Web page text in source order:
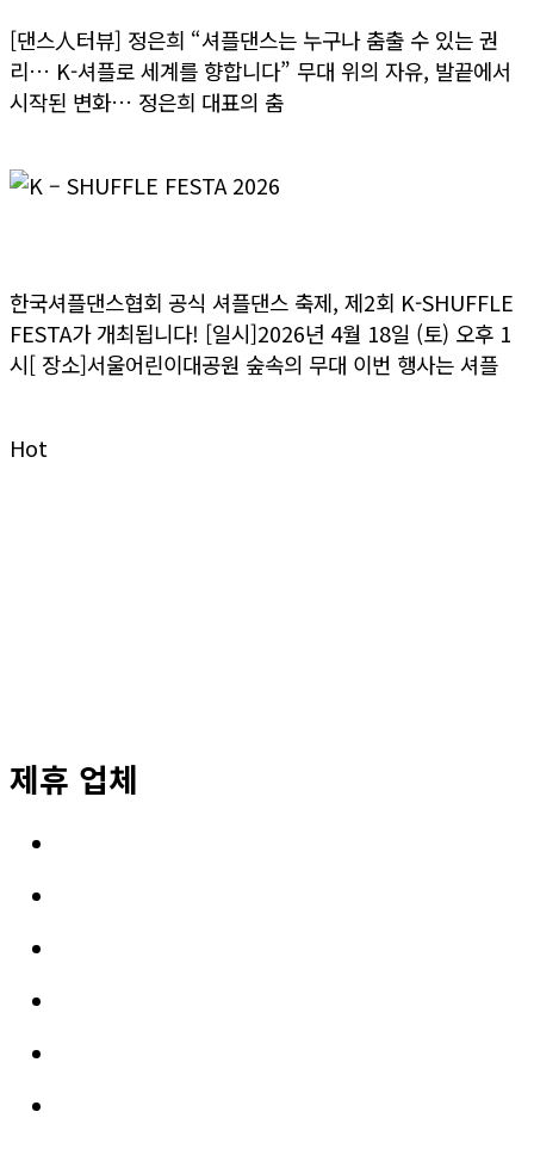
[댄스人터뷰] 정은희 “셔플댄스는 누구나 춤출 수 있는 권
리… K-셔플로 세계를 향합니다” 무대 위의 자유, 발끝에서
시작된 변화… 정은희 대표의 춤
한국셔플댄스협회 공식 셔플댄스 축제, 제2회 K-SHUFFLE
FESTA가 개최됩니다! [일시]2026년 4월 18일 (토) 오후 1
시[ 장소]서울어린이대공원 숲속의 무대 이번 행사는 셔플
Hot
제휴 업체